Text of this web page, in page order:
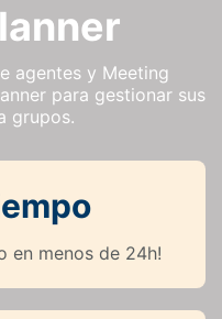
agentes y Meeting
para gestionar sus
grupos.
en menos de 24h!